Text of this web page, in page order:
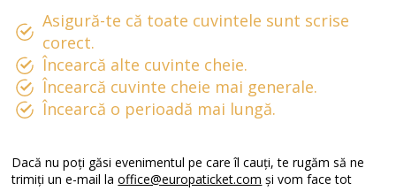
Asigură-te că toate cuvintele sunt scrise
corect.
Încearcă alte cuvinte cheie.
Încearcă cuvinte cheie mai generale.
Încearcă o perioadă mai lungă.
Dacă nu poți găsi evenimentul pe care îl cauți, te rugăm să ne
trimiți un e-mail laoffice@europaticket.com și vom face tot